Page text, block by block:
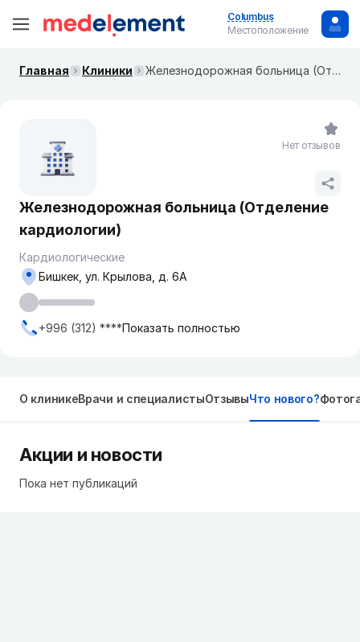
Columbus
Местоположение
Главная Клиники ​Железнодорожная больница (Отделение кардиологии)
​Железнодорожная больница (Отделение
кардиологии)
Кардиологические
Бишкек, ул. ​Крылова, д. 6А
+996 (312) ****Показать полностью
Нет отзывов
О клиникеВрачи и специалистыОтзывыЧто нового?
Акции и новости
Пока нет публикаций